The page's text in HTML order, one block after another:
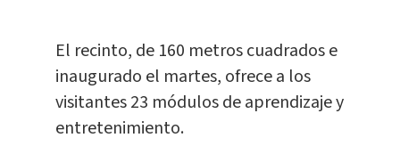
El recinto, de 160 metros cuadrados e
inaugurado el martes, ofrece a los
visitantes 23 módulos de aprendizaje y
entretenimiento.